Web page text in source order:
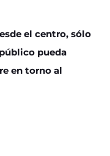
el centro, sólo
pueda
en torno al